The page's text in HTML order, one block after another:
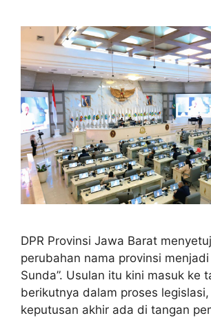
DPR Provinsi Jawa Barat
perubahan nama provinsi menjadi
Sunda”. Usulan itu kini masuk ke
berikutnya dalam proses
keputusan akhir ada di tangan